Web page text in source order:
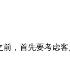
，首先要考虑